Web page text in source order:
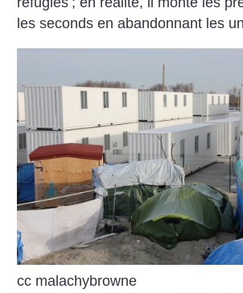
les seconds en abandonnant les
cc malachybrowne